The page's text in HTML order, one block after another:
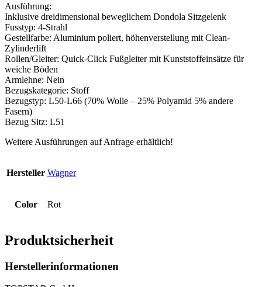
Ausführung:
Inklusive dreidimensional beweglichem Dondola Sitzgelenk
Fusstyp: 4-Strahl
Gestellfarbe: Aluminium poliert, höhenverstellung mit Clean-
Zylinderlift
Rollen/Gleiter: Quick-Click Fußgleiter mit Kunststoffeinsätze für
weiche Böden
Armlehne: Nein
Bezugskategorie: Stoff
Bezugstyp: L50-L66 (70% Wolle – 25% Polyamid 5% andere
Fasern)
Bezug Sitz: L51
Weitere Ausführungen auf Anfrage erhältlich!
Hersteller Wagner
Color Rot
Produktsicherheit
Herstellerinformationen